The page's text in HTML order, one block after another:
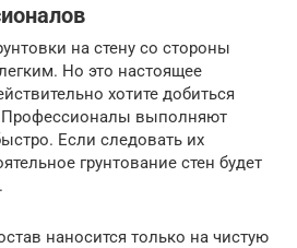
на стену со стороны
Но это настоящее
хотите добиться
Профессионалы выполняют
Если следовать их
грунтование стен будет
наносится только на чистую